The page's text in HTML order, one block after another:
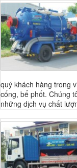
quý khách hàng trong
cống, bể phốt. Chúng
những dịch vụ chất